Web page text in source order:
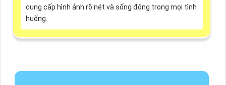
cung cấp hình ảnh rõ nét và sống động trong mọi tình
huống.